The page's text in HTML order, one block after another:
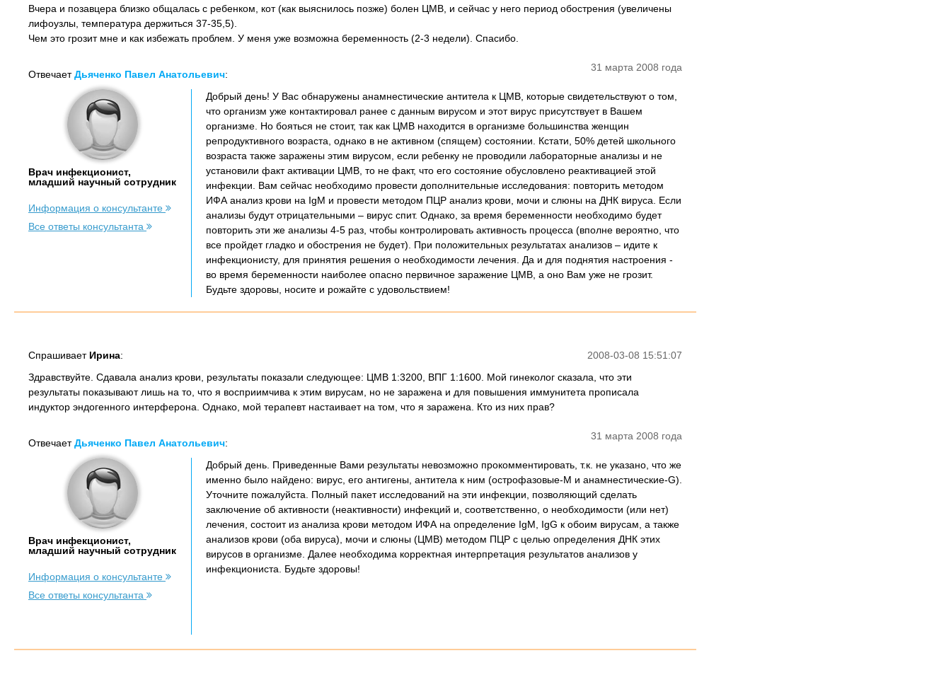
Вчера и позавцера близко общалась с ребенком, кот (как выяснилось позже) болен ЦМВ, и сейчас у него период обострения (увеличены
лифоузлы, температура держиться 37-35,5).
Чем это грозит мне и как избежать проблем. У меня уже возможна беременность (2-3 недели). Спасибо.
31 марта 2008 года
ОтвечаетДьяченко Павел Анатольевич:
Врач инфекционист,
младший научный сотрудник
Информация о консультанте
Все ответы консультанта
Добрый день! У Вас обнаружены анамнестические антитела к ЦМВ, которые свидетельствуют о том,
что организм уже контактировал ранее с данным вирусом и этот вирус присутствует в Вашем
организме. Но бояться не стоит, так как ЦМВ находится в организме большинства женщин
репродуктивного возраста, однако в не активном (спящем) состоянии. Кстати, 50% детей школьного
возраста также заражены этим вирусом, если ребенку не проводили лабораторные анализы и не
установили факт активации ЦМВ, то не факт, что его состояние обусловлено реактивацией этой
инфекции. Вам сейчас необходимо провести дополнительные исследования: повторить методом
ИФА анализ крови на IgМ и провести методом ПЦР анализ крови, мочи и слюны на ДНК вируса. Если
анализы будут отрицательными – вирус спит. Однако, за время беременности необходимо будет
повторить эти же анализы 4-5 раз, чтобы контролировать активность процесса (вполне вероятно, что
все пройдет гладко и обострения не будет). При положительных результатах анализов – идите к
инфекционисту, для принятия решения о необходимости лечения. Да и для поднятия настроения -
во время беременности наиболее опасно первичное заражение ЦМВ, а оно Вам уже не грозит.
Будьте здоровы, носите и рожайте с удовольствием!
2008-03-08 15:51:07
Спрашивает Ирина:
Здравствуйте. Сдавала анализ крови, результаты показали следующее: ЦМВ 1:3200, ВПГ 1:1600. Мой гинеколог сказала, что эти
результаты показывают лишь на то, что я восприимчива к этим вирусам, но не заражена и для повышения иммунитета прописала
индуктор эндогенного интерферона. Однако, мой терапевт настаивает на том, что я заражена. Кто из них прав?
31 марта 2008 года
ОтвечаетДьяченко Павел Анатольевич:
Врач инфекционист,
младший научный сотрудник
Информация о консультанте
Все ответы консультанта
Добрый день. Приведенные Вами результаты невозможно прокомментировать, т.к. не указано, что же
именно было найдено: вирус, его антигены, антитела к ним (острофазовые-М и анамнестические-G).
Уточните пожалуйста. Полный пакет исследований на эти инфекции, позволяющий сделать
заключение об активности (неактивности) инфекций и, соответственно, о необходимости (или нет)
лечения, состоит из анализа крови методом ИФА на определение IgM, IgG к обоим вирусам, а также
анализов крови (оба вируса), мочи и слюны (ЦМВ) методом ПЦР с целью определения ДНК этих
вирусов в организме. Далее необходима корректная интерпретация результатов анализов у
инфекциониста. Будьте здоровы!